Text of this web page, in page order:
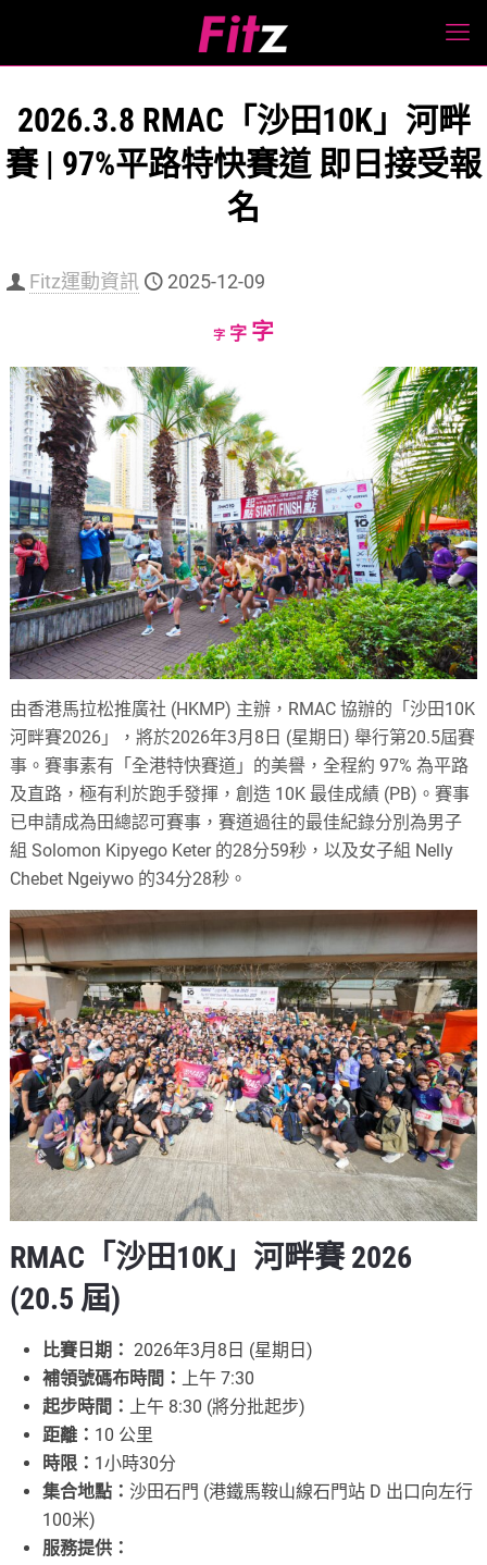
2026.3.8 RMAC「沙田10K」河畔
賽 | 97%平路特快賽道 即日接受報
名
Fitz運動資訊 2025-12-09
字Decrease
size.
字Reset
字Increase
由香港馬拉松推廣社 (HKMP) 主辦，RMAC 協辦的「沙田10K
河畔賽2026」，將於2026年3月8日 (星期日) 舉行第20.5屆賽
事。賽事素有「全港特快賽道」的美譽，全程約 97% 為平路
及直路，極有利於跑手發揮，創造 10K 最佳成績 (PB)。賽事
已申請成為田總認可賽事，賽道過往的最佳紀錄分別為男子
組 Solomon Kipyego Keter 的28分59秒，以及女子組 Nelly
Chebet Ngeiywo 的34分28秒。
RMAC「沙田10K」河畔賽 2026
(20.5 屆)
比賽日期： 2026年3月8日 (星期日)
補領號碼布時間： 上午 7:30
起步時間： 上午 8:30 (將分批起步)
距離： 10 公里
時限： 1小時30分
集合地點： 沙田石門 (港鐵馬鞍山線石門站 D 出口向左行
100米)
服務提供：